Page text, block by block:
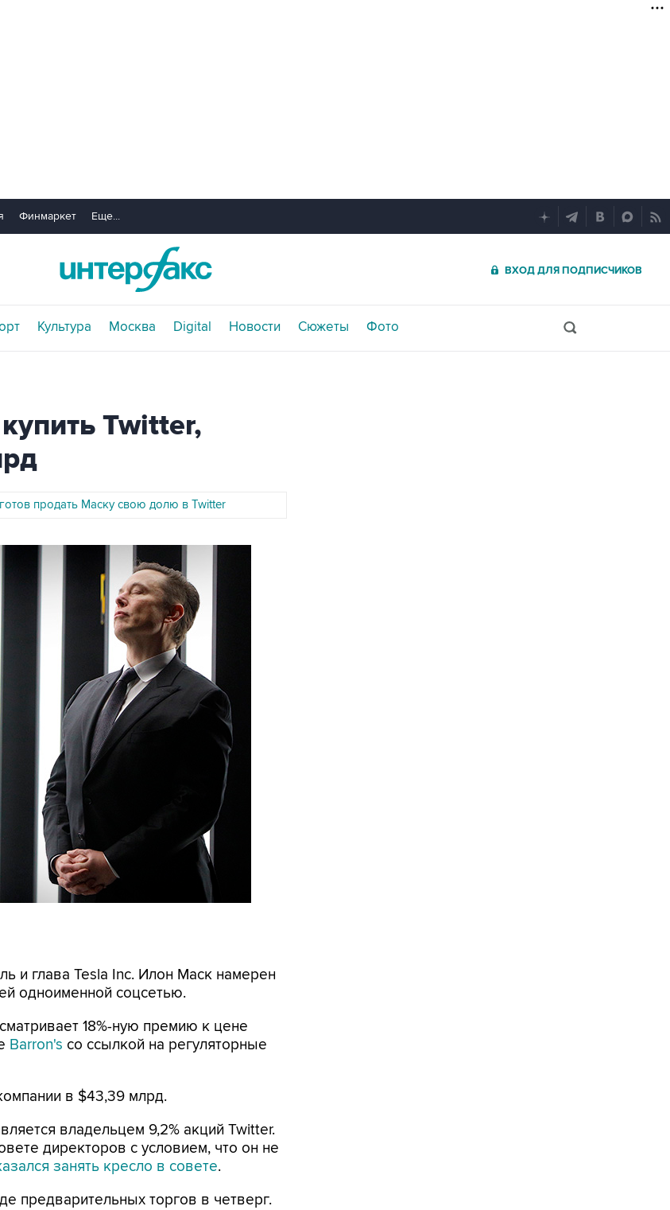
Финмаркет Еще...
ВХОД ДЛЯ ПОДПИСЧИКОВ
Культура Москва Digital Новости Сюжеты Фото
Twitter,
продать Маску свою долю в Twitter
и глава Tesla Inc. Илон Маск намерен
одноименной соцсетью.
18%-ную премию к цене
Barron's со ссылкой на регуляторные
в $43,39 млрд.
владельцем 9,2% акций Twitter.
директоров с условием, что он не
занять кресло в совете.
предварительных торгов в четверг.